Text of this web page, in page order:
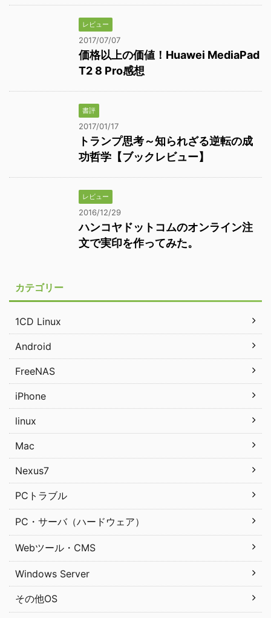
レビュー
2017/07/07
価格以上の価値！Huawei MediaPad
T2 8 Pro感想
書評
2017/01/17
トランプ思考～知られざる逆転の成
功哲学【ブックレビュー】
レビュー
2016/12/29
ハンコヤドットコムのオンライン注
文で実印を作ってみた。
カテゴリー
1CD Linux
Android
FreeNAS
iPhone
linux
Mac
Nexus7
PCトラブル
PC・サーバ（ハードウェア）
Webツール・CMS
Windows Server
その他OS